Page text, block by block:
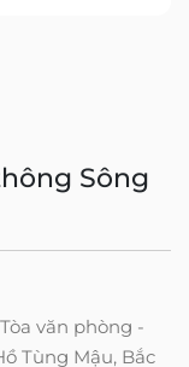
Sông
văn phòng -
Tùng Mậu, Bắc